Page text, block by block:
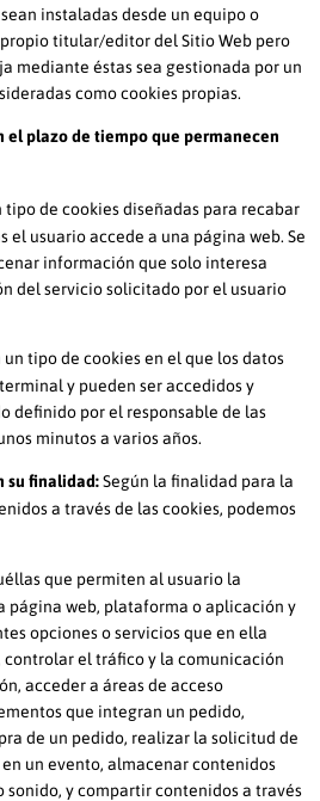
instaladas desde un equipo o
titular/editor del Sitio Web pero
mediante éstas sea gestionada por un
como cookies propias.
el plazo de tiempo que permanecen
tipo de cookies diseñadas para recabar
el usuario accede a una página web. Se
información que solo interesa
del servicio solicitado por el usuario
un tipo de cookies en el que los datos
y pueden ser accedidos y
definido por el responsable de las
minutos a varios años.
su finalidad:Según la finalidad para la
a través de las cookies, podemos
que permiten al usuario la
página web, plataforma o aplicación y
opciones o servicios que en ella
el tráfico y la comunicación
acceder a áreas de acceso
que integran un pedido,
de un pedido, realizar la solicitud de
un evento, almacenar contenidos
sonido, y compartir contenidos a través